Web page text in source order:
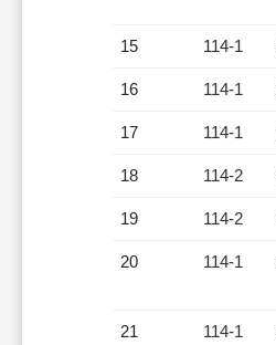
15 114-1
16 114-1
17 114-1
18 114-2
19 114-2
20 114-1
21 114-1